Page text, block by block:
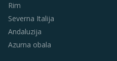
Rim
Severna Italija
Andaluzija
Azurna obala